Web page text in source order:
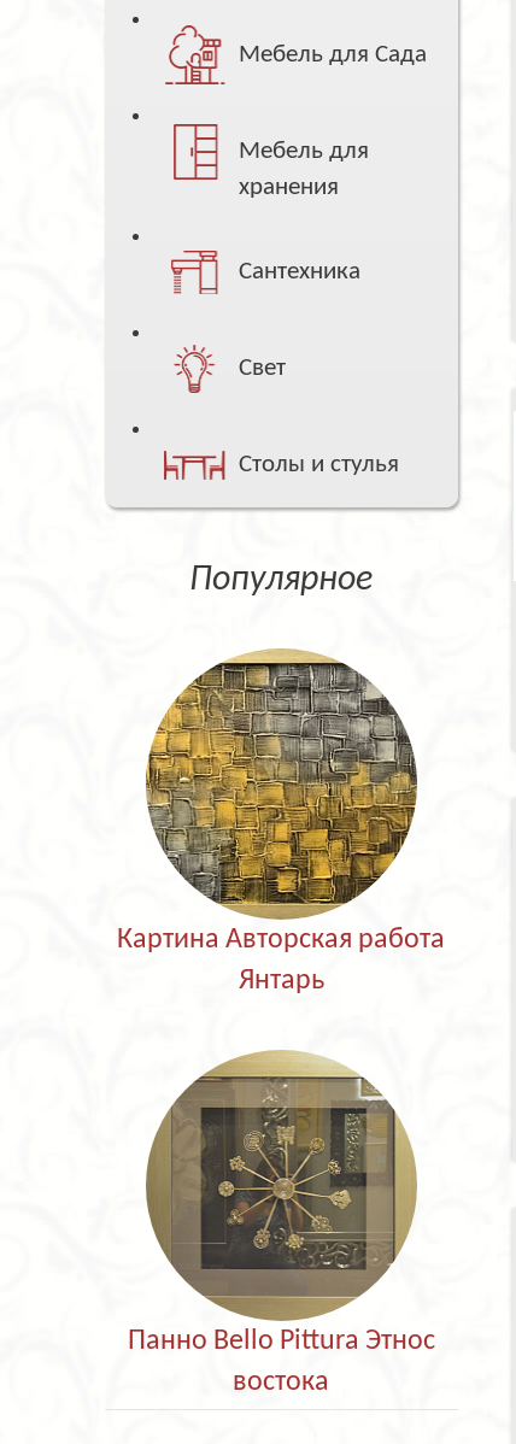
Мебель для Сада
Мебель для
хранения
Сантехника
Свет
Столы и стулья
Популярное
Картина Авторская работа
Янтарь
Панно Bello Pittura Этнос
востока